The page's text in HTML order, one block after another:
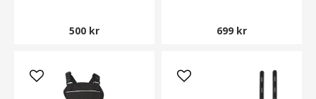
500 kr 699 kr